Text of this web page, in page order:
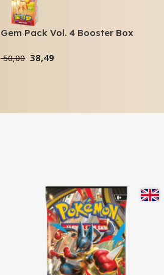
Gem Pack Vol. 4 Booster Box
50,00 38,49